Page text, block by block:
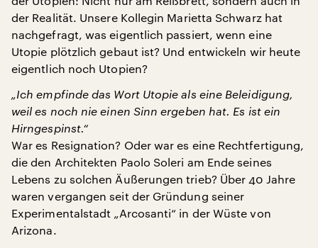
der Realität. Unsere Kollegin Marietta Schwarz hat
nachgefragt, was eigentlich passiert, wenn eine
Utopie plötzlich gebaut ist? Und entwickeln wir heute
eigentlich noch Utopien?
„Ich empfinde das Wort Utopie als eine Beleidigung,
weil es noch nie einen Sinn ergeben hat. Es ist ein
Hirngespinst.“
War es Resignation? Oder war es eine Rechtfertigung,
die den Architekten Paolo Soleri am Ende seines
Lebens zu solchen Äußerungen trieb? Über 40 Jahre
waren vergangen seit der Gründung seiner
Experimentalstadt „Arcosanti“ in der Wüste von
Arizona.